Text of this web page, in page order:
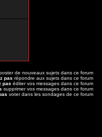
de nouveaux sujets dans ce forum
pas répondre aux sujets dans ce forum
pas éditer vos messages dans ce forum
supprimer vos messages dans ce forum
voter dans les sondages de ce forum